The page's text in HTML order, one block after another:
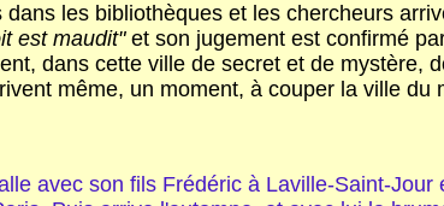
les bibliothèques et les chercheurs
est maudit"et son jugement est confirmé
dans cette ville de secret et de mystère,
même, un moment, à couper la ville
avec son fils Frédéric à Laville-Saint-